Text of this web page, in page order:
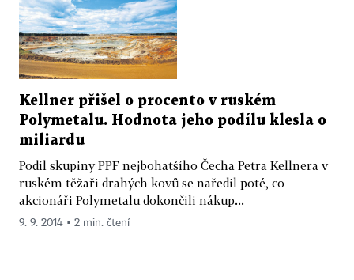
Kellner přišel o procento v ruském
Polymetalu. Hodnota jeho podílu klesla o
miliardu
Podíl skupiny PPF nejbohatšího Čecha Petra Kellnera v
ruském těžaři drahých kovů se naředil poté, co
akcionáři Polymetalu dokončili nákup...
9. 9. 2014 ▪ 2 min. čtení